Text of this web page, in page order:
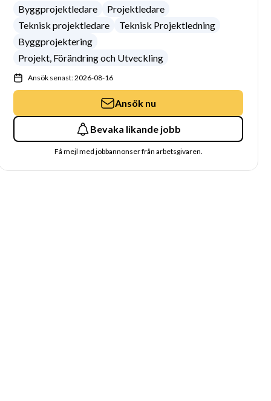
Byggprojektledare
Projektledare
Teknisk projektledare
Teknisk Projektledning
Byggprojektering
Projekt, Förändring och Utveckling
Ansök senast: 2026-08-16
Ansök nu
Bevaka likande jobb
Få mejl med jobbannonser från arbetsgivaren.